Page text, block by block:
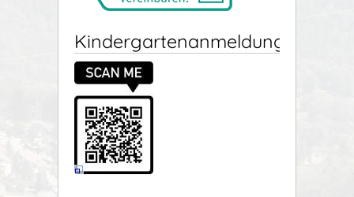
Kindergartenanmeldung